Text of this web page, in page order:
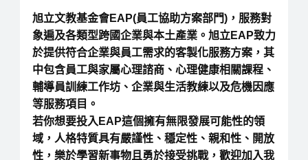
旭立文教基金會EAP(員工協助方案部門)，服務對
象遍及各類型跨國企業與本土產業。旭立EAP致力
於提供符合企業與員工需求的客製化服務方案，其
中包含員工與家屬心理諮商、心理健康相關課程、
輔導員訓練工作坊、企業與生活教練以及危機因應
等服務項目。
若你想要投入EAP這個擁有無限發展可能性的領
域，人格特質具有嚴謹性、穩定性、親和性、開放
性，樂於學習新事物且勇於接受挑戰，歡迎加入我